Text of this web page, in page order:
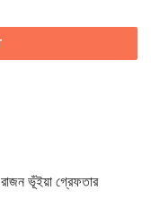
রাজন ভূঁইয়া গ্রেফতার